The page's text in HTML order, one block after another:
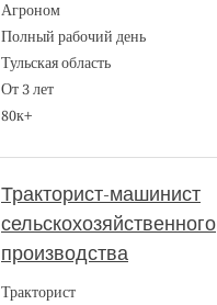
Агроном
Полный рабочий день
Тульская область
От 3 лет
80к+
Тракторист-машинист
сельскохозяйственного
производства
Тракторист